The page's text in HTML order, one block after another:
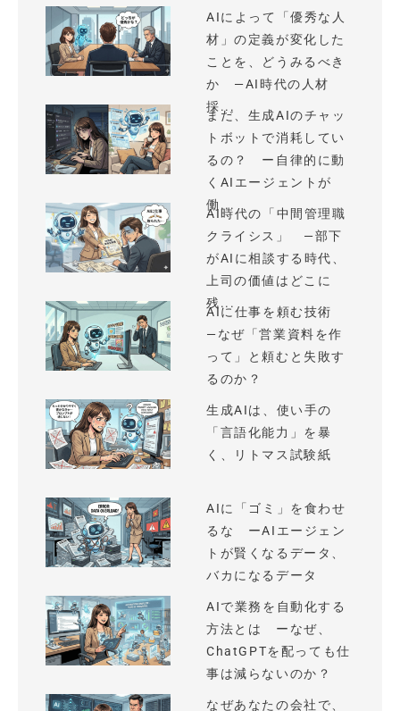
AIによって「優秀な人
材」の定義が変化した
ことを、どうみるべき
か —AI時代の人材
採...
まだ、生成AIのチャッ
トボットで消耗してい
るの？ ー自律的に動
くAIエージェントが
働...
AI時代の「中間管理職
クライシス」 —部下
がAIに相談する時代、
上司の価値はどこに
残...
AIに仕事を頼む技術
—なぜ「営業資料を作
って」と頼むと失敗す
るのか？
生成AIは、使い手の
「言語化能力」を暴
く、リトマス試験紙
AIに「ゴミ」を食わせ
るな ーAIエージェン
トが賢くなるデータ、
バカになるデータ
AIで業務を自動化する
方法とは ーなぜ、
ChatGPTを配っても仕
事は減らないのか？
なぜあなたの会社で、